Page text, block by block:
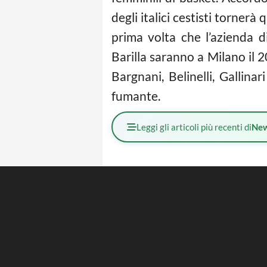
degli italici cestisti tornerà
prima volta che l’azienda
Barilla saranno a Milano il
Bargnani, Belinelli,
fumante.
Leggi gli articoli più recenti di